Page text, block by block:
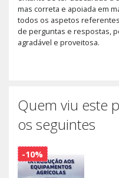
mas correta e apoiada em
todos os aspetos
de perguntas e respostas,
agradável e proveitosa.
Quem viu este
os seguintes
-10%